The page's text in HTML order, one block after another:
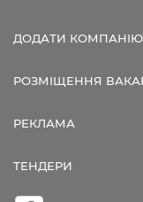
ДОДАТИ КОМПАНІЮ
РОЗМІЩЕННЯ
РЕКЛАМА
ТЕНДЕРИ